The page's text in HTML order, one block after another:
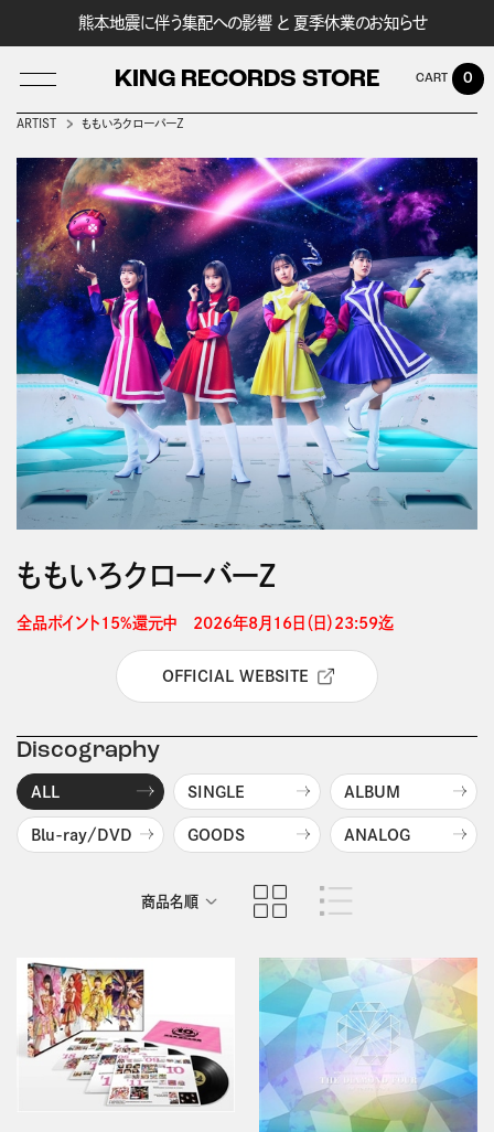
熊本地震に伴う集配への影響 と 夏季休業のお知らせ
KING RECORDS STORE
LOG IN
0
ARTIST ももいろクローバーＺ
ももいろクローバーＺ
全品ポイント15%還元中　2026年8月16日（日）23:59迄
OFFICIAL WEBSITE
Discography
ALL SINGLE ALBUM
Blu-ray/DVD GOODS ANALOG
商品名順